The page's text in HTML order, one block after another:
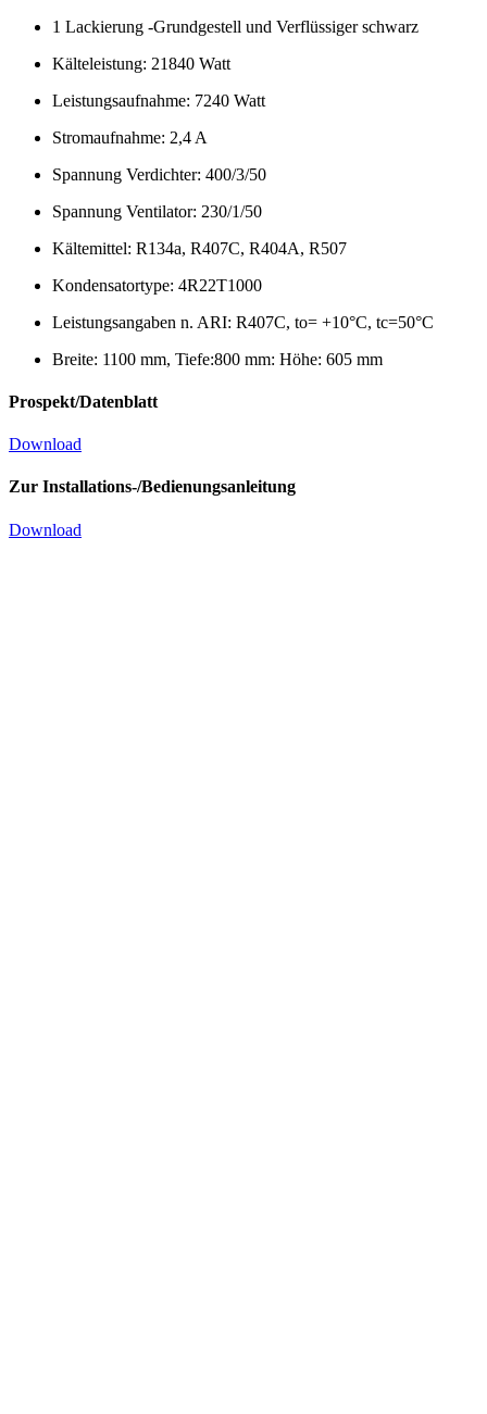
1 Lackierung -Grundgestell und Verflüssiger schwarz
Kälteleistung: 21840 Watt
Leistungsaufnahme: 7240 Watt
Stromaufnahme: 2,4 A
Spannung Verdichter: 400/3/50
Spannung Ventilator: 230/1/50
Kältemittel: R134a, R407C, R404A, R507
Kondensatortype: 4R22T1000
Leistungsangaben n. ARI: R407C, to= +10°C, tc=50°C
Breite: 1100 mm, Tiefe:800 mm: Höhe: 605 mm
Prospekt/Datenblatt
Download
Zur Installations-/Bedienungsanleitung
Download